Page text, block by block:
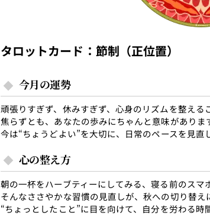
タロットカード：節制（正位置）
今月の運勢
頑張りすぎず、休みすぎず、心身のリズムを整える
焦らずとも、あなたの歩みにちゃんと意味がありま
今は“ちょうどよい”を大切に、日常のペースを見直
心の整え方
朝の一杯をハーブティーにしてみる、寝る前のスマ
そんなささやかな習慣の見直しが、秋への切り替え
“ちょっとしたこと”に目を向けて、自分を労わる時